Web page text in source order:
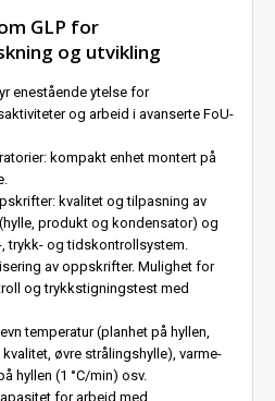
GLP for
og utvikling
enestående ytelse for
og arbeid i avanserte FoU-
kompakt enhet montert på
kvalitet og tilpasning av
produkt og kondensator) og
trykk- og tidskontrollsystem.
av oppskrifter. Mulighet for
og trykkstigningstest med
temperatur (planhet på hyllen,
øvre strålingshylle), varme-
hyllen (1 °C/min) osv.
for arbeid med